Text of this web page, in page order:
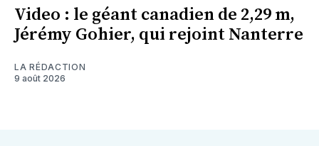
Video : le géant canadien de 2,29 m,
Jérémy Gohier, qui rejoint Nanterre
LA RÉDACTION
9 août 2026